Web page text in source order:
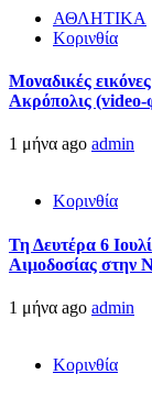
ΑΘΛΗΤΙΚΑ
Κορινθία
Μοναδικές
Ακρόπολις
1 μήνα ago admin
Κορινθία
Τη Δευτέρα 6
Αιμοδοσίας στην
1 μήνα ago admin
Κορινθία